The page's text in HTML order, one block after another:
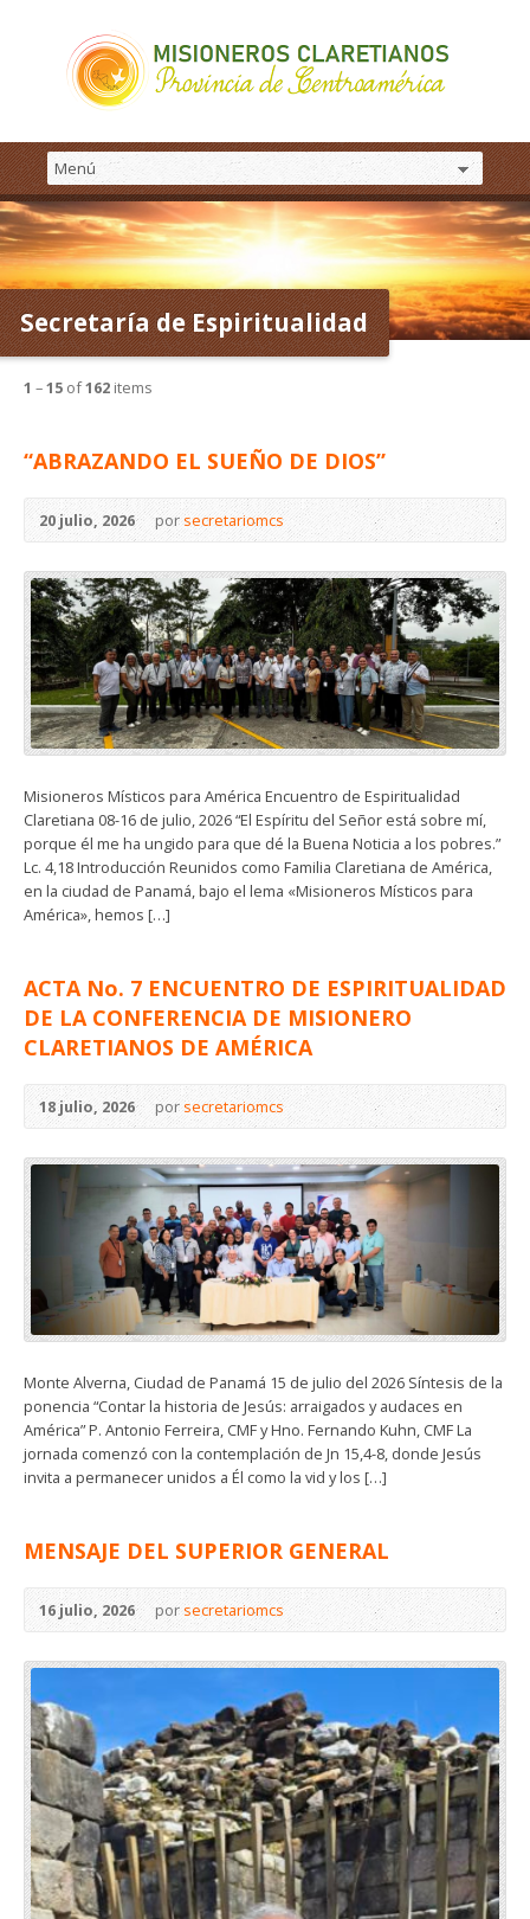
Secretaría de Espiritualidad
1 –15 of162 items
“ABRAZANDO EL SUEÑO DE DIOS”
20 julio, 2026 por secretariomcs
Misioneros Místicos para América Encuentro de Espiritualidad
Claretiana 08-16 de julio, 2026 “El Espíritu del Señor está sobre mí,
porque él me ha ungido para que dé la Buena Noticia a los pobres.”
Lc. 4,18 Introducción Reunidos como Familia Claretiana de América,
en la ciudad de Panamá, bajo el lema «Misioneros Místicos para
América», hemos […]
ACTA No. 7 ENCUENTRO DE ESPIRITUALIDAD
DE LA CONFERENCIA DE MISIONERO
CLARETIANOS DE AMÉRICA
18 julio, 2026 por secretariomcs
Monte Alverna, Ciudad de Panamá 15 de julio del 2026 Síntesis de la
ponencia “Contar la historia de Jesús: arraigados y audaces en
América” P. Antonio Ferreira, CMF y Hno. Fernando Kuhn, CMF La
jornada comenzó con la contemplación de Jn 15,4-8, donde Jesús
invita a permanecer unidos a Él como la vid y los […]
MENSAJE DEL SUPERIOR GENERAL
16 julio, 2026 por secretariomcs